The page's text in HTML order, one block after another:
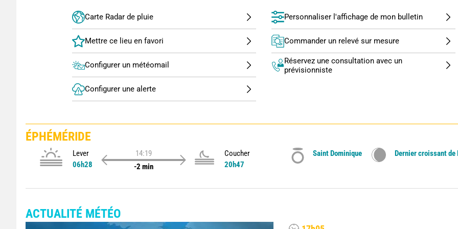
Carte Radar de pluie
Configurer un météomail
Configurer une alerte
Personnaliser l'affichage de mon bulletin
Commander un relevé sur mesure
Réservez une consultation avec un
prévisionniste
ÉPHÉMÉRIDE
Lever
06h28
14:19
-2 min
Coucher
20h47
Saint Dominique Dernier croissant de
ACTUALITÉ MÉTÉO